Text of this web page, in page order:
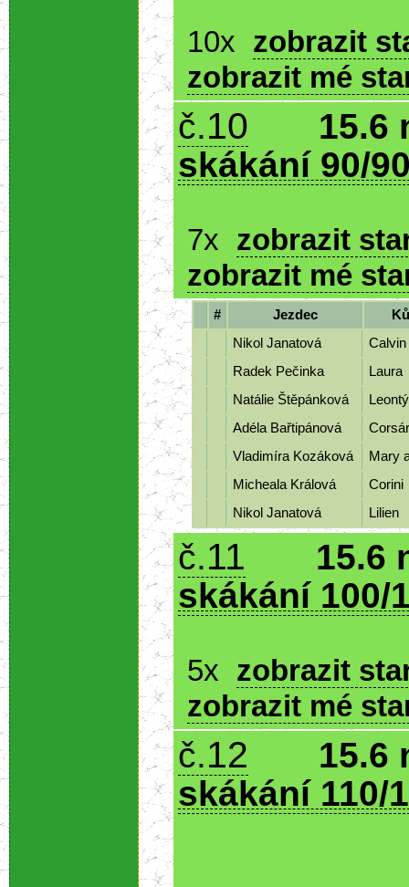
10x zobrazit
zobrazit mé
č.10
15.6
skákání 90/
7x zobrazit
zobrazit mé
# Jezdec
Nikol Janatová
Radek Pečinka
Laura
Natálie Štěpánková
Adéla Bařtipánová
Vladimíra Kozáková
Mary
Micheala Králová
Corini
Nikol Janatová
Lilien
č.11
15.6
skákání 100/
5x zobrazit
zobrazit mé
č.12
15.6
skákání 110/